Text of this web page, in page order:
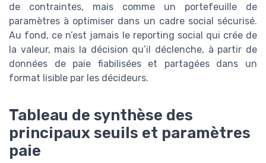
de contraintes, mais comme un portefeuille de
paramètres à optimiser dans un cadre social sécurisé.
Au fond, ce n’est jamais le reporting social qui crée de
la valeur, mais la décision qu’il déclenche, à partir de
données de paie fiabilisées et partagées dans un
format lisible par les décideurs.
Tableau de synthèse des
principaux seuils et paramètres
paie